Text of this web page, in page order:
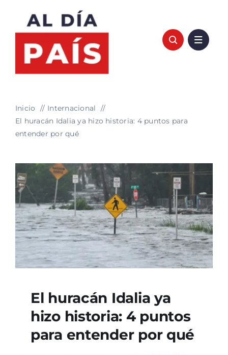
contenido
Inicio
Internacional
El huracán Idalia ya hizo historia: 4 puntos para
entender por qué
El huracán Idalia ya
hizo historia: 4 puntos
para entender por qué